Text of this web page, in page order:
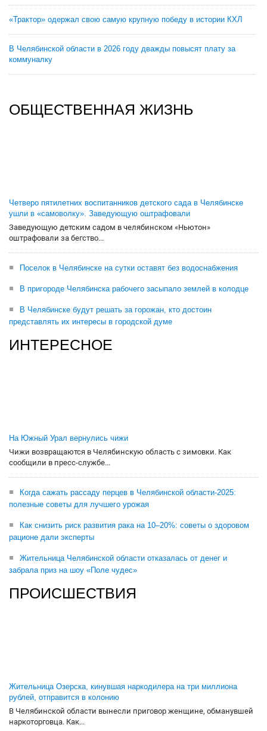
«Трактор» одержал свою самую крупную победу в истории КХЛ
В Челябинской области в 2026 году дважды повысят плату за
коммуналку
ОБЩЕСТВЕННАЯ ЖИЗНЬ
Четверо пятилетних воспитанников детского сада в Челябинске
ушли в «самоволку». Заведующую оштрафовали
Заведующую детским садом в челябинском «Ньютон»
оштрафовали за бегство...
Поселок в Челябинске на сутки оставят без водоснабжения
В пригороде Челябинска рабочего засыпало землей в колодце
В Челябинске будут решать за горожан, кто достоин
представлять их интересы в городской думе
ИНТЕРЕСНОЕ
На Южный Урал вернулись чижи
Чижи возвращаются в Челябинскую область с зимовки. Как
сообщили в пресс-службе...
Когда сажать рассаду перцев в Челябинской области-2025:
полезные советы для лучшего урожая
Как снизить риск развития рака на 10–20%: советы о здоровом
рационе дали эксперты
Жительница Челябинской области отказалась от денег и
забрала приз на шоу «Поле чудес»
ПРОИСШЕСТВИЯ
Жительница Озерска, кинувшая наркодилера на три миллиона
рублей, отправится в колонию
В Челябинской области вынесли приговор женщине, обманувшей
наркоторговца. Как...